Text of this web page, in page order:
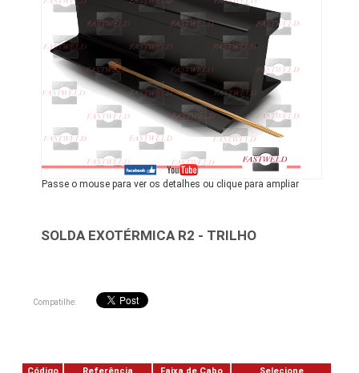
Passe o mouse para ver os detalhes ou clique para ampliar
SOLDA EXOTÉRMICA R2 - TRILHO
Compatilhe: